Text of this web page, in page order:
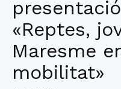
«Reptes,
Maresme
mobilitat»